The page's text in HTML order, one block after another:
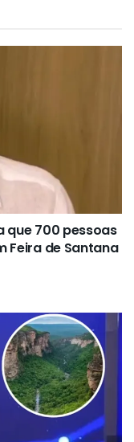
que 700 pessoas
Feira de Santana